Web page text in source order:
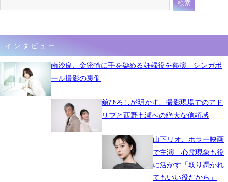
インタビュー
南沙良、金密輸に手を染める妊婦役を熱演 シンガポ
ール撮影の裏側
舘ひろしが明かす、撮影現場でのアド
リブと西野七瀬への絶大な信頼感
山下リオ、ホラー映画
で主演 心霊現象も役
に活かす「取り憑かれ
てもいい役だから」